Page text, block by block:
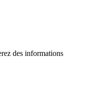
des informations